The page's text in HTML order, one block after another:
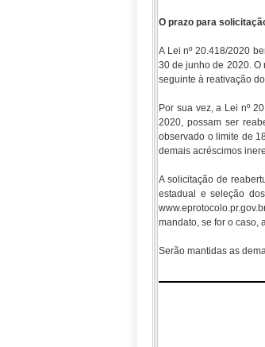
O prazo para
A Lei nº 20.418/2020
30 de junho de 2020. O
seguinte à reativação
Por sua vez, a Lei nº
2020, possam ser
observado o limite de
demais acréscimos
A solicitação de
estadual e seleção
mandato, se for o caso,
Serão mantidas as